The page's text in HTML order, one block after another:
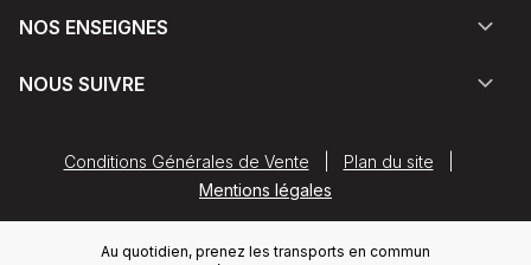
NOS ENSEIGNES
NOUS SUIVRE
Conditions Générales de Vente Plan du site
Mentions légales
Au quotidien, prenez les transports en commun